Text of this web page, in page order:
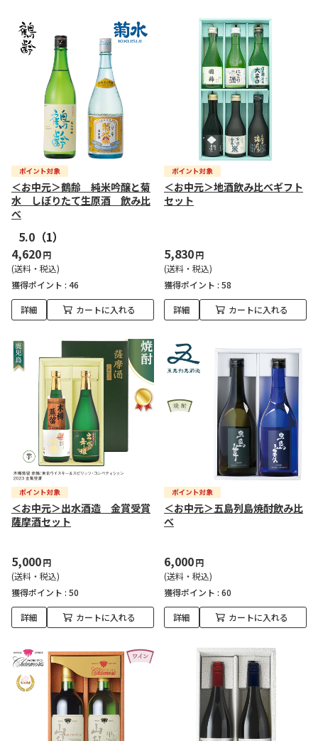
＜お中元＞鶴齢 純米吟醸と菊
水 しぼりたて生原酒 飲み比
べ
5.0 （1）
4,620円
(送料・税込)
獲得ポイント : 46
詳細 カートに入れる
＜お中元＞地酒飲み比べギフト
セット
5,830円
(送料・税込)
獲得ポイント : 58
詳細 カートに入れる
＜お中元＞出水酒造 金賞受賞
薩摩酒セット
5,000円
(送料・税込)
獲得ポイント : 50
詳細 カートに入れる
＜お中元＞五島列島焼酎飲み比
べ
6,000円
(送料・税込)
獲得ポイント : 60
詳細 カートに入れる